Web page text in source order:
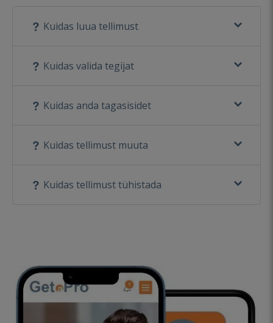
Kuidas luua tellimust
Kuidas valida tegijat
Kuidas anda tagasisidet
Kuidas tellimust muuta
Kuidas tellimust tühistada